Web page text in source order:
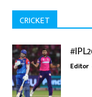
CRICKET
Editor